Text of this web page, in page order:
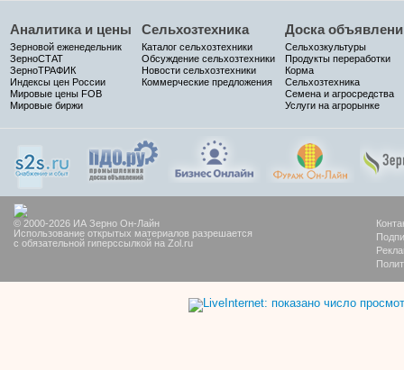
Аналитика и цены
Зерновой еженедельник
ЗерноСТАТ
ЗерноТРАФИК
Индексы цен России
Мировые цены FOB
Мировые биржи
Сельхозтехника
Каталог сельхозтехники
Обсуждение сельхозтехники
Новости сельхозтехники
Коммерческие предложения
Доска
Сельхозкультуры
Продукты переработки
Корма
Сельхозтехника
Семена и агросредства
Услуги на агрорынке
© 2000-2026 ИА Зерно Он-Лайн
Использование открытых материалов разрешается
с обязательной гиперссылкой на Zol.ru